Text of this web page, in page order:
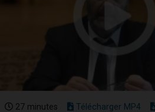
27 minutes Télécharger MP4